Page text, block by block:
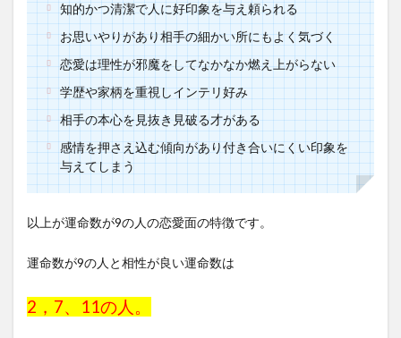
知的かつ清潔で人に好印象を与え頼られる
お思いやりがあり相手の細かい所にもよく気づく
恋愛は理性が邪魔をしてなかなか燃え上がらない
学歴や家柄を重視しインテリ好み
相手の本心を見抜き見破る才がある
感情を押さえ込む傾向があり付き合いにくい印象を
与えてしまう
以上が運命数が9の人の恋愛面の特徴です。
運命数が9の人と相性が良い運命数は
2，7、11の人。